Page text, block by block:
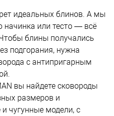
идеальных блинов. А мы
начинка или тесто — всё
блины получались
подгорания, нужна
с антипригарным
вы найдете сковороды
размеров и
чугунные модели, с